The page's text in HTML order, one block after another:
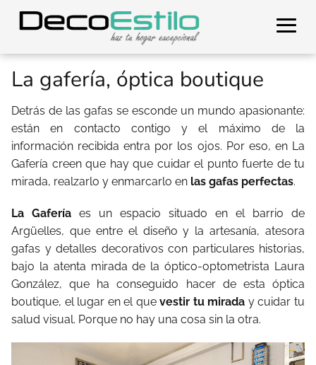
La gafería, óptica boutique
Detrás de las gafas se esconde un mundo apasionante:
están en contacto contigo y el máximo de la
información recibida entra por los ojos. Por eso, en La
Gafería creen que hay que cuidar el punto fuerte de tu
mirada, realzarlo y enmarcarlo en las gafas perfectas.
La Gafería es un espacio situado en el barrio de
Argüelles, que entre el diseño y la artesanía, atesora
gafas y detalles decorativos con particulares historias,
bajo la atenta mirada de la óptico-optometrista Laura
González, que ha conseguido hacer de esta óptica
boutique, el lugar en el quevestir tu mirada y cuidar tu
salud visual. Porque no hay una cosa sin la otra.